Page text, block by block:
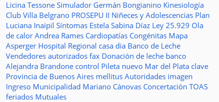
Licina Tessone Simulador Germán Bongianino Kinesiología
Club Villa Belgrano PROSEPU II Niñeces y Adolescencias Plan
Luciana Inaipil Síntomas Estela Sabina Díaz Ley 25.929 Ola
de calor Andrea Rames Cardiopatías Congénitas Mapa
Asperger Hospital Regional casa dia Banco de Leche
Vendedores autorizados fax Donación de leche banco
Alejandra Brandone control Pileta nuevo Mar del Plata clave
Provincia de Buenos Aires mellitus Autoridades imagen
Ingreso Municipalidad Mariano Cánovas Concertación TOAS
feriados Mutuales